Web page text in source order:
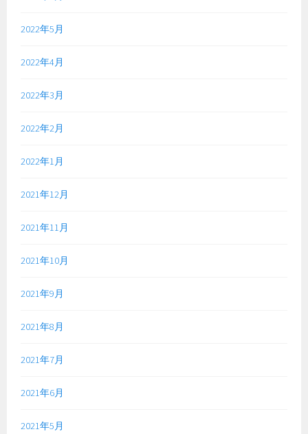
2022年5月
2022年4月
2022年3月
2022年2月
2022年1月
2021年12月
2021年11月
2021年10月
2021年9月
2021年8月
2021年7月
2021年6月
2021年5月